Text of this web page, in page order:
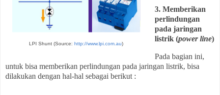
LPI Shunt (Source: http://www.lpi.com.au)
3. Memberikan
perlindungan
pada jaringan
listrik (power line)
Pada bagian ini,
untuk bisa memberikan perlindungan pada jaringan listrik, bisa
dilakukan dengan hal-hal sebagai berikut :